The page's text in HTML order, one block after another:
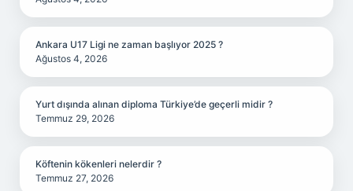
Ankara U17 Ligi ne zaman başlıyor 2025 ?
Ağustos 4, 2026
Yurt dışında alınan diploma Türkiye’de geçerli midir ?
Temmuz 29, 2026
Köftenin kökenleri nelerdir ?
Temmuz 27, 2026